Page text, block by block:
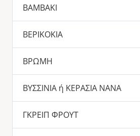
ΒΑΜΒΑΚΙ
ΒΕΡΙΚΟΚΙΑ
ΒΡΩΜΗ
ΒΥΣΣΙΝΙΑ ή ΚΕΡΑΣΙΑ ΝΑΝΑ
ΓΚΡΕΙΠ ΦΡΟΥΤ